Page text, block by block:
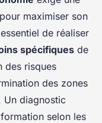
maximiser son
de réaliser
spécifiques de
des risques
des zones
Un diagnostic
selon les